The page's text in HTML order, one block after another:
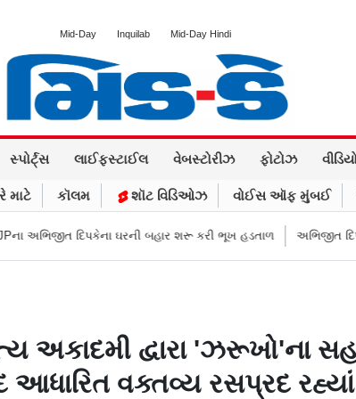
Mid-Day Inquilab Mid-Day Hindi
સ્પોર્ટ્સ લાઈફસ્ટાઈલ વેબસ્ટોરીઝ ફોટોઝ
માટે કૉલમ શૉટ વિડિઓઝ વોઈસ ઑફ મુંબઈ
ઘરની બહાર શરૂ કરી ભૂખ હડતાળ અભિજીત દિપકેએ CJPની
અકાદમી દ્વારા 'ઝરૂખો'ના
આધારિત વક્તવ્ય રસપ્રદ રહ્યાં